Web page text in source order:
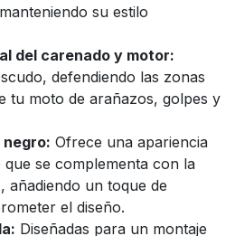
su estilo
del carenado y motor:
defendiendo las zonas
tu moto de arañazos, golpes y
Ofrece una apariencia
que se complementa con la
añadiendo un toque de
el diseño.
Diseñadas para un montaje